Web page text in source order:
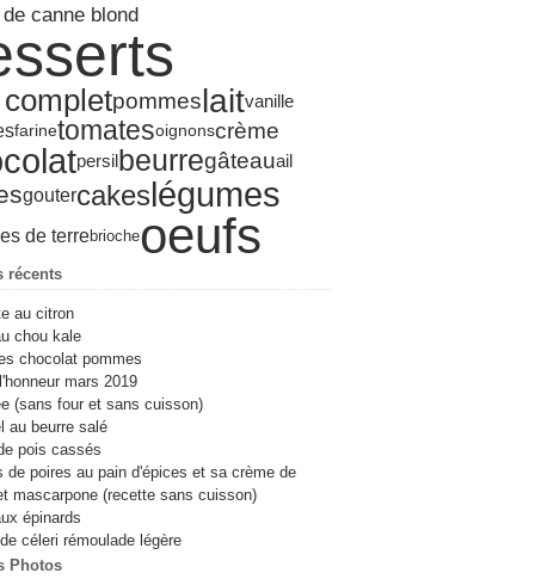
(4)
(7)
(8)
(8)
(8)
(6)
(10)
(6)
(13)
(20)
(15)
(19)
(19)
(3)
canne blond
pommeslaitvanille
farinetomatesoignonscrème
persilbeurregâteauail
goutercakeslégumes
de terrebriocheoeufs
récents
au citron
chou kale
chocolat pommes
mars 2019
(sans four et sans cuisson)
au beurre salé
pois cassés
de poires au pain d'épices et sa crème de
mascarpone (recette sans cuisson)
épinards
céleri rémoulade légère
Photos